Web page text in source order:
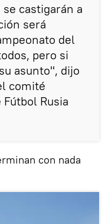
castigarán a
será
del
pero si
asunto", dijo
comité
Rusia
con nada